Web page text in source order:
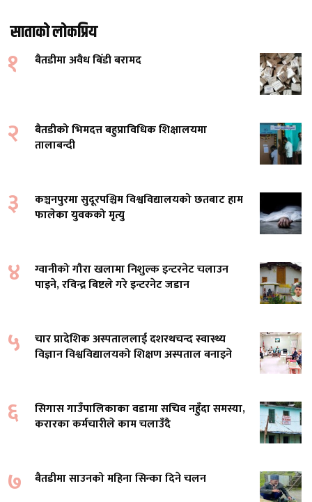
साताको लोकप्रिय
१ बैतडीमा अवैध बिँडी बरामद
२
बैतडीको भिमदत्त बहुप्राविधिक शिक्षालयमा
तालाबन्दी
३
कञ्चनपुरमा सुदूरपश्चिम विश्वविद्यालयको छतबाट हाम
फालेका युवकको मृत्यु
४
ग्वानीको गौरा खलामा निशुल्क इन्टरनेट चलाउन
पाइने, रविन्द्र बिष्टले गरे इन्टरनेट जडान
५
चार प्रादेशिक अस्पताललाई दशरथचन्द स्वास्थ्य
विज्ञान विश्वविद्यालयको शिक्षण अस्पताल बनाइने
६
सिगास गाउँपालिकाका वडामा सचिव नहुँदा समस्या,
करारका कर्मचारीले काम चलाउँदै
७ बैतडीमा साउनको महिना सिन्का दिने चलन